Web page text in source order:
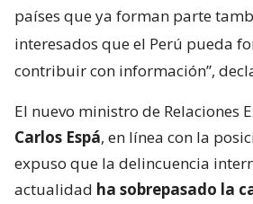
países que ya forman parte
interesados que el Perú pueda
contribuir con información”,
El nuevo ministro de Relaciones
Carlos Espá, en línea con la
expuso que la delincuencia
actualidad ha sobrepasado la